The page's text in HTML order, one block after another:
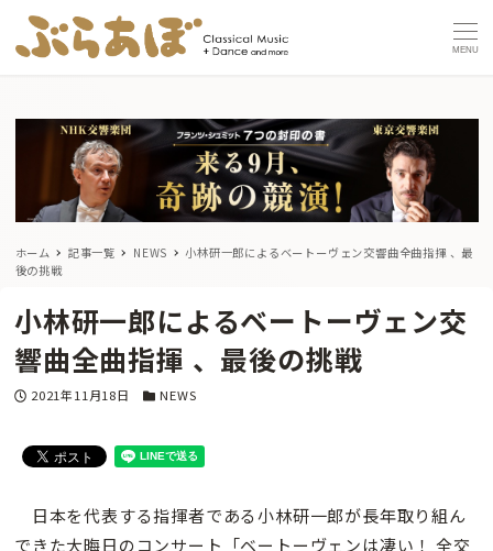
MENU
ホーム 記事一覧 NEWS
小林研一郎によるベートーヴェン交響曲全曲指揮 、最
後の挑戦
小林研一郎によるベートーヴェン交
響曲全曲指揮 、最後の挑戦
投稿日
2021年11月18日 カテゴリー
NEWS
日本を代表する指揮者である小林研一郎が長年取り組ん
できた大晦日のコンサート「ベートーヴェンは凄い！ 全交